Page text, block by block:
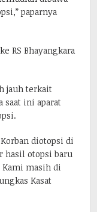
paparnya
RS Bhayangkara
jauh terkait
saat ini aparat
diotopsi di
hasil otopsi baru
masih di
Kasat